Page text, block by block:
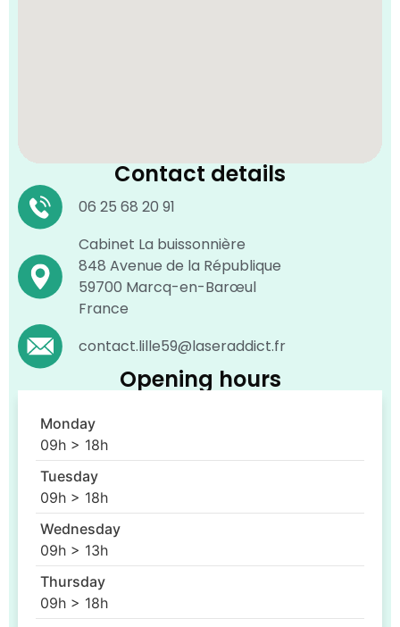
Contact details
06 25 68 20 91
Cabinet La buissonnière
848 Avenue de la République
59700 Marcq-en-Barœul
France
contact.lille59@laseraddict.fr
Opening hours
Monday
09h > 18h
Tuesday
09h > 18h
Wednesday
09h > 13h
Thursday
09h > 18h